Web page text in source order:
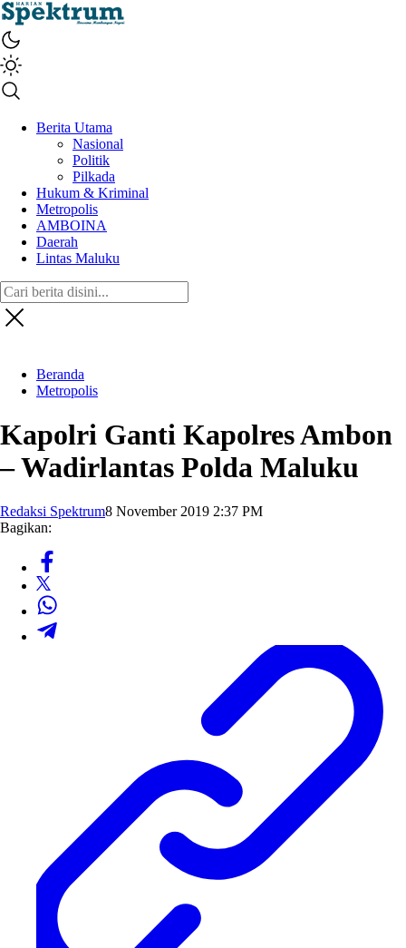
spektrumonline.com
Berita Utama
Nasional
Politik
Pilkada
Hukum & Kriminal
Metropolis
AMBOINA
Daerah
Lintas Maluku
Beranda
Metropolis
Kapolri Ganti Kapolres Ambon
– Wadirlantas Polda Maluku
Redaksi Spektrum8 November 2019 2:37 PM
Bagikan: